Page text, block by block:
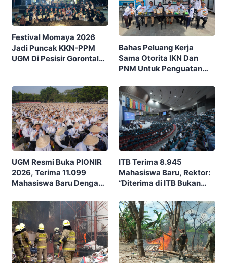
Festival Momaya 2026
Jadi Puncak KKN-PPM
UGM Di Pesisir Gorontalo,
Bahas Peluang Kerja
Sama Otorita IKN Dan
PNM Untuk Penguatan
Nusantara
UGM Resmi Buka PIONIR
2026, Terima 11.099
Mahasiswa Baru Dengan
Membangun Bangsa”
ITB Terima 8.945
Mahasiswa Baru, Rektor:
“Diterima di ITB Bukan